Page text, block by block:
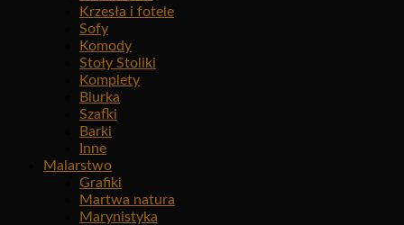
Krzesła i fotele
Sofy
Komody
Stoły Stoliki
Komplety
Biurka
Szafki
Barki
Inne
Malarstwo
Grafiki
Martwa natura
Marynistyka